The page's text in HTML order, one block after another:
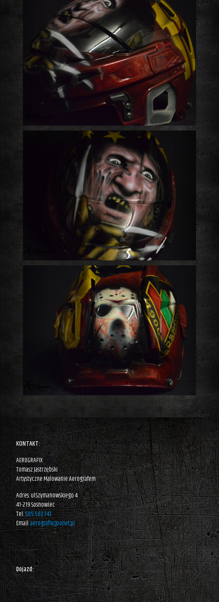
KONTAKT:
AEROGRAFIX
Tomasz Jastrzębski
Artystyczne Malowanie Aerografem
Adres: ul.Szymanowskiego 4
41-219 Sosnowiec
Tel:505 502 747
Email:aerografix@onet.pl
Dojazd: